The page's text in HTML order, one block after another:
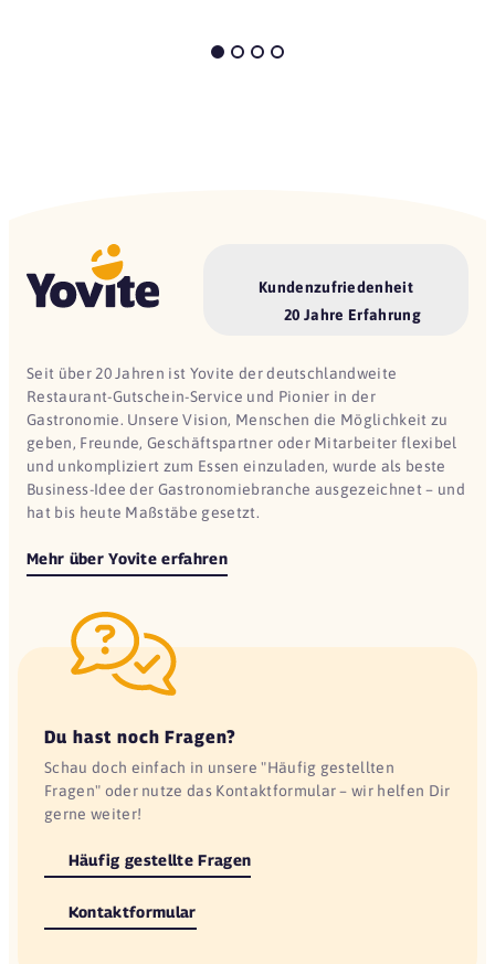
Kundenzufriedenheit
20 Jahre Erfahrung
Seit über 20 Jahren ist Yovite der deutschlandweite
Restaurant-Gutschein-Service und Pionier in der
Gastronomie. Unsere Vision, Menschen die Möglichkeit zu
geben, Freunde, Geschäftspartner oder Mitarbeiter flexibel
und unkompliziert zum Essen einzuladen, wurde als beste
Business-Idee der Gastronomiebranche ausgezeichnet – und
hat bis heute Maßstäbe gesetzt.
Mehr über Yovite erfahren
Du hast noch Fragen?
Schau doch einfach in unsere "Häufig gestellten
Fragen" oder nutze das Kontaktformular – wir helfen Dir
gerne weiter!
Häufig gestellte Fragen
Kontaktformular